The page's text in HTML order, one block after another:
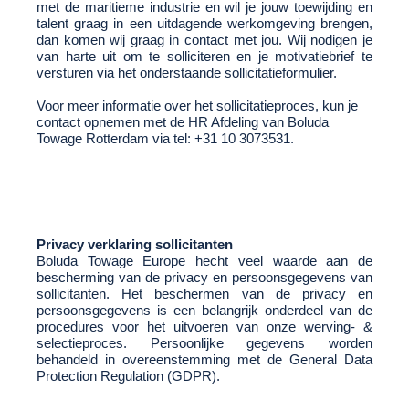
met de maritieme industrie en wil je jouw toewijding en
talent graag in een uitdagende werkomgeving brengen,
dan komen wij graag in contact met jou. Wij nodigen je
van harte uit om te solliciteren en je motivatiebrief te
versturen via het onderstaande sollicitatieformulier.
Voor meer informatie over het sollicitatieproces, kun je
contact opnemen met de HR Afdeling van Boluda
Towage Rotterdam via tel: +31 10 3073531.
Privacy verklaring sollicitanten
Boluda Towage Europe hecht veel waarde aan de
bescherming van de privacy en persoonsgegevens van
sollicitanten. Het beschermen van de privacy en
persoonsgegevens is een belangrijk onderdeel van de
procedures voor het uitvoeren van onze werving- &
selectieproces. Persoonlijke gegevens worden
behandeld in overeenstemming met de General Data
Protection Regulation (GDPR).